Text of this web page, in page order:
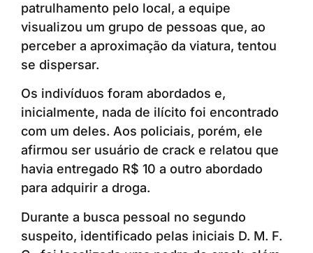
patrulhamento pelo local, a equipe
visualizou um grupo de pessoas que, ao
perceber a aproximação da viatura, tentou
se dispersar.
Os indivíduos foram abordados e,
inicialmente, nada de ilícito foi encontrado
com um deles. Aos policiais, porém, ele
afirmou ser usuário de crack e relatou que
havia entregado R$ 10 a outro abordado
para adquirir a droga.
Durante a busca pessoal no segundo
suspeito, identificado pelas iniciais D. M. F.